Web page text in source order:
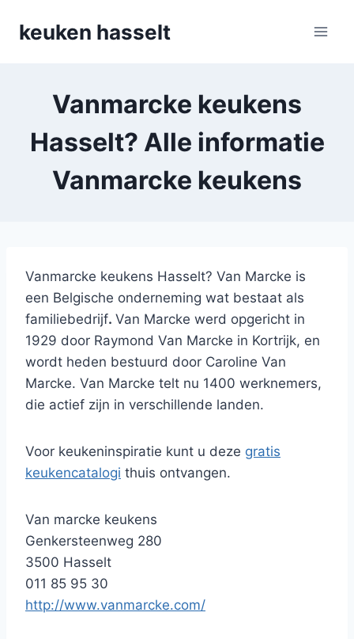
naarkeuken hasselt
Vanmarcke keukens
Hasselt? Alle informatie
Vanmarcke keukens
Vanmarcke keukens Hasselt? Van Marcke is
een Belgische onderneming wat bestaat als
familiebedrijf. Van Marcke werd opgericht in
1929 door Raymond Van Marcke in Kortrijk, en
wordt heden bestuurd door Caroline Van
Marcke. Van Marcke telt nu 1400 werknemers,
die actief zijn in verschillende landen.
Voor keukeninspiratie kunt u deze gratis
keukencatalogi thuis ontvangen.
Van marcke keukens
Genkersteenweg 280
3500 Hasselt
011 85 95 30
http://www.vanmarcke.com/